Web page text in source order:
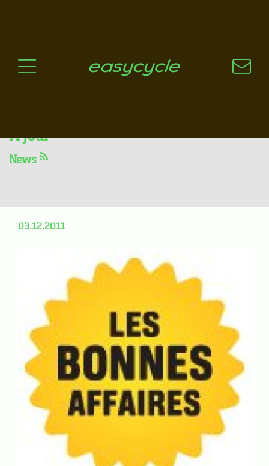
Les choix technologiques
Nos critères de sélection
A jour
News
03.12.2011